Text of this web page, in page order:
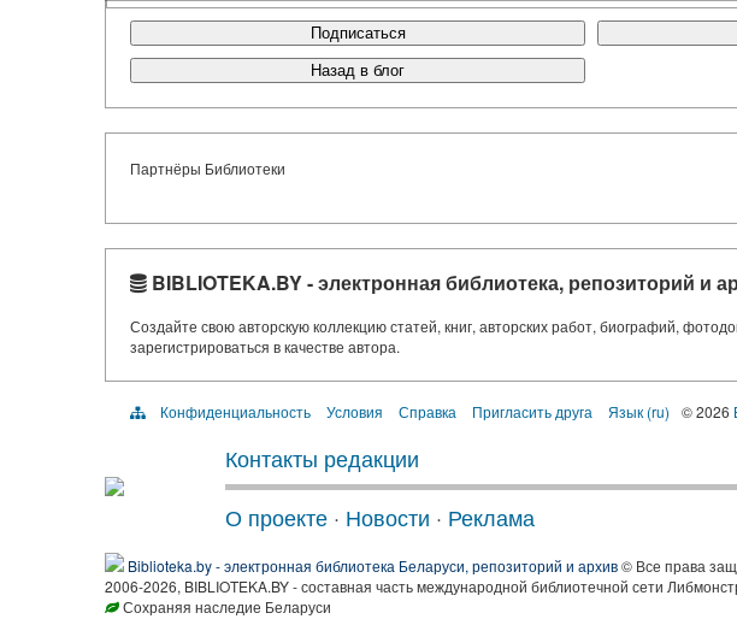
Подписаться
Назад в блог
Партнёры Библиотеки
BIBLIOTEKA.BY - электронная библиотека, репозиторий и
Создайте свою авторскую коллекцию статей, книг, авторских работ, биографий,
зарегистрироваться в качестве автора.
Конфиденциальность Условия Справка Пригласить друга Язык (ru) © 2026
Контакты редакции
О проекте · Новости · Реклама
Biblioteka.by - электронная библиотека Беларуси, репозиторий и архив© Все права
2006-2026, BIBLIOTEKA.BY - составная часть международной библиотечной сети
Сохраняя наследие Беларуси